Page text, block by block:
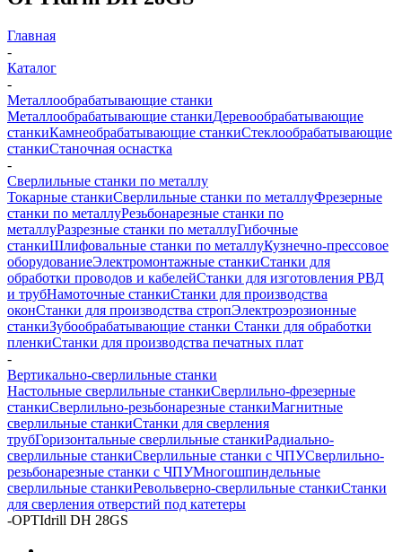
Главная
-
Каталог
-
Металлообрабатывающие станки
Металлообрабатывающие станкиДеревообрабатывающие
станкиКамнеобрабатывающие станкиСтеклообрабатывающие
станкиСтаночная оснастка
-
Сверлильные станки по металлу
Токарные станкиСверлильные станки по металлуФрезерные
станки по металлуРезьбонарезные станки по
металлуРазрезные станки по металлуГибочные
станкиШлифовальные станки по металлуКузнечно-прессовое
оборудованиеЭлектромонтажные станкиСтанки для
обработки проводов и кабелейСтанки для изготовления РВД
и трубНамоточные станкиСтанки для производства
оконСтанки для производства стропЭлектроэрозионные
станкиЗубообрабатывающие станки Станки для обработки
пленкиСтанки для производства печатных плат
-
Вертикально-сверлильные станки
Настольные сверлильные станкиСверлильно-фрезерные
станкиСверлильно-резьбонарезные станкиМагнитные
сверлильные станкиСтанки для сверления
трубГоризонтальные сверлильные станкиРадиально-
сверлильные станкиСверлильные станки с ЧПУСверлильно-
резьбонарезные станки с ЧПУМногошпиндельные
сверлильные станкиРевольверно-сверлильные станкиСтанки
для сверления отверстий под катетеры
-OPTIdrill DH 28GS